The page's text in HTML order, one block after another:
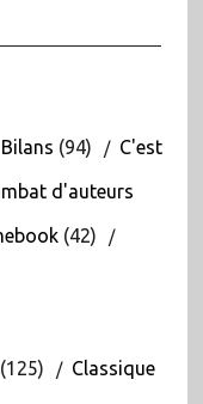
Bilans (94) C'est
d'auteurs
(42)
Classique